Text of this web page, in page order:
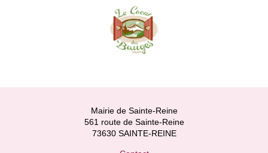
Mairie de Sainte-Reine
561 route de Sainte-Reine
73630 SAINTE-REINE